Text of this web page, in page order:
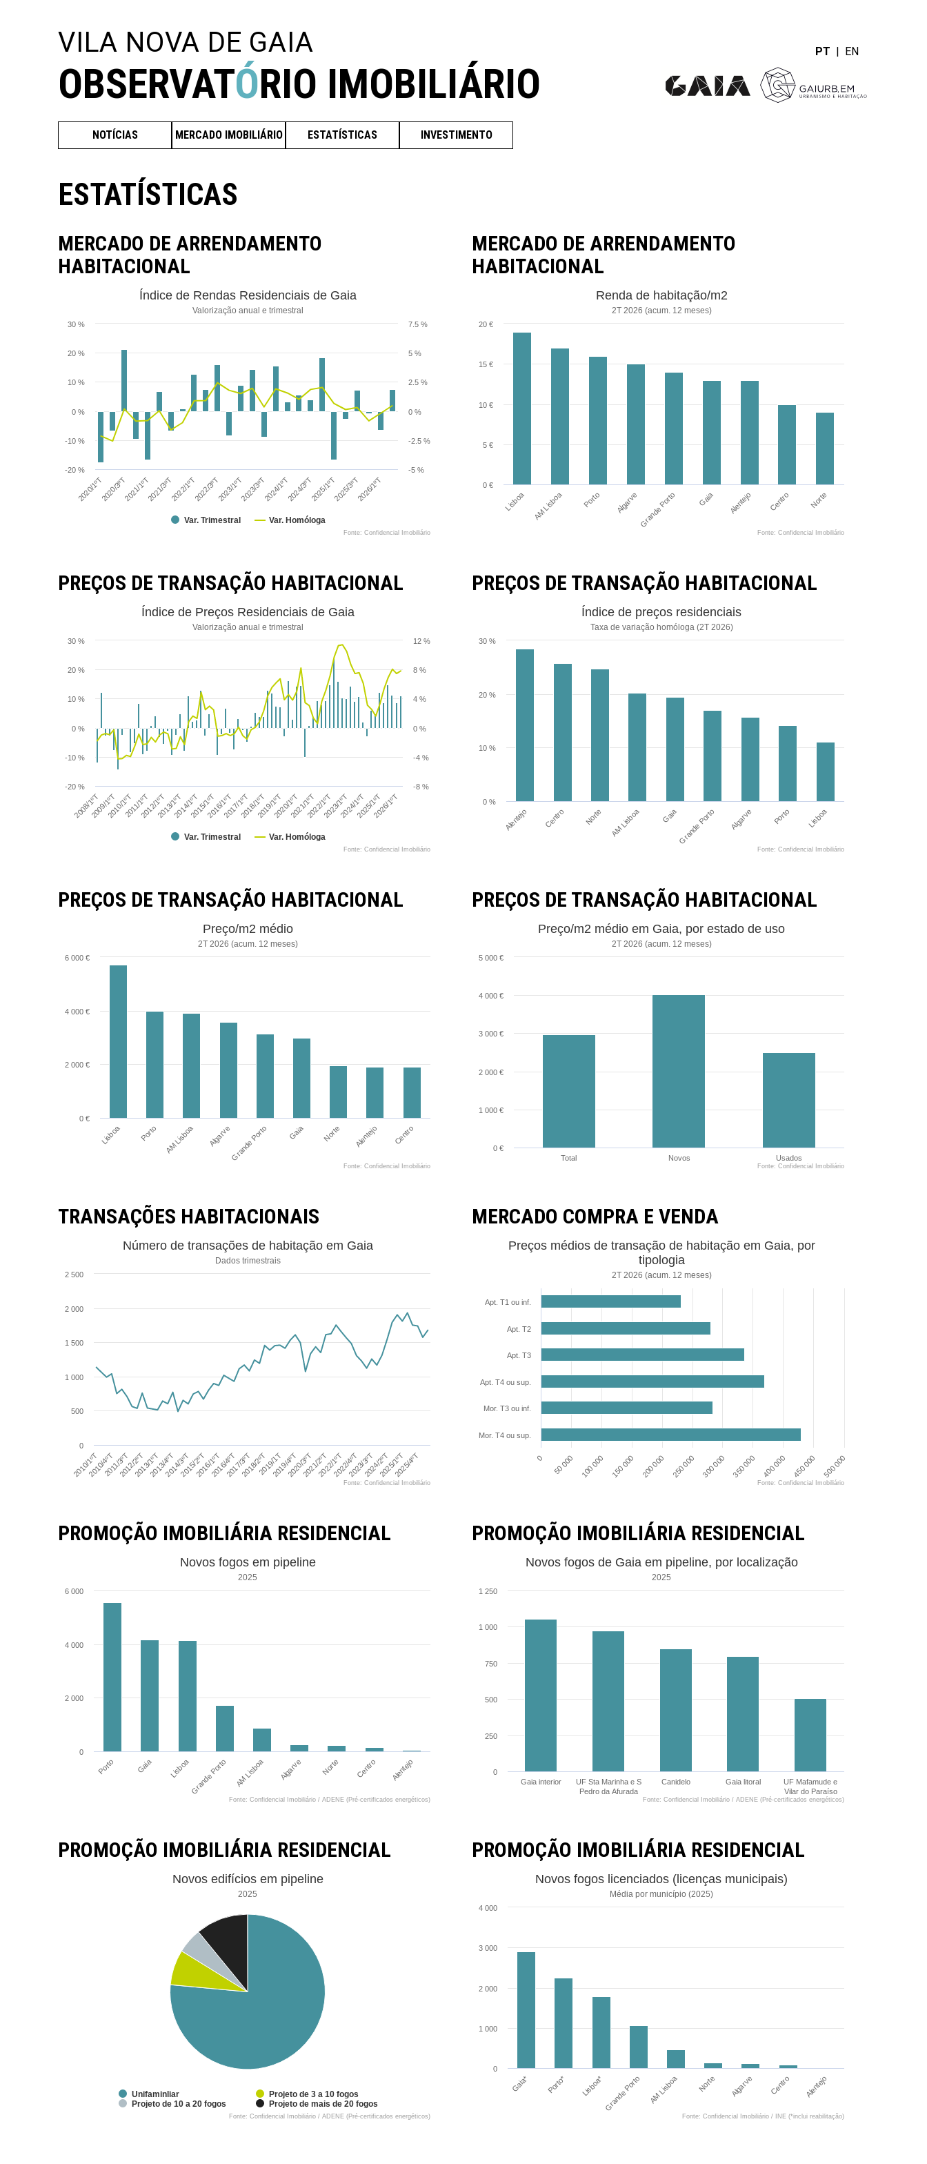
VILA NOVA DE GAIA
OBSERVATÓRIO IMOBILIÁRIO
PT | EN
NOTÍCIAS MERCADO IMOBILIÁRIO ESTATÍSTICAS INVESTIMENTO
ESTATÍSTICAS
MERCADO DE ARRENDAMENTO
HABITACIONAL
Índice de Rendas Residenciais de Gaia
Valorização anual e trimestral
Var. Trimestral Var. Homóloga
2020/1ºT2020/3ºT2021/1ºT2021/3ºT2022/1ºT2022/3ºT2023/1ºT2023/3ºT2024/1ºT2024/3ºT2025/1ºT2025/3ºT2026/1ºT
-20 %
-10 %
0 %
10 %
20 %
30 %
-5 %
-2.5 %
0 %
2.5 %
5 %
7.5 %
Fonte: Confidencial Imobiliário
MERCADO DE ARRENDAMENTO
HABITACIONAL
Renda de habitação/m2
2T 2026 (acum. 12 meses)
Lisboa AM Lisboa Porto Algarve Grande Porto Gaia Alentejo Centro Norte
0 €
5 €
10 €
15 €
20 €
Fonte: Confidencial Imobiliário
PREÇOS DE TRANSAÇÃO HABITACIONAL
Índice de Preços Residenciais de Gaia
Valorização anual e trimestral
Var. Trimestral Var. Homóloga
2008/1ºT 2011/1ºT 2014/1ºT 2017/1ºT 2020/1ºT 2023/1ºT 2026/1ºT
2009/1ºT2010/1ºT 2012/1ºT2013/1ºT 2015/1ºT2016/1ºT 2018/1ºT2019/1ºT 2021/1ºT2022/1ºT 2024/1ºT2025/1ºT
-20 %
-10 %
0 %
10 %
20 %
30 %
-8 %
-4 %
0 %
4 %
8 %
12 %
Fonte: Confidencial Imobiliário
PREÇOS DE TRANSAÇÃO HABITACIONAL
Índice de preços residenciais
Taxa de variação homóloga (2T 2026)
Alentejo Centro Norte AM Lisboa Gaia Grande Porto Algarve Porto Lisboa
0 %
10 %
20 %
30 %
Fonte: Confidencial Imobiliário
PREÇOS DE TRANSAÇÃO HABITACIONAL
Preço/m2 médio
2T 2026 (acum. 12 meses)
Lisboa Porto AM Lisboa Algarve Grande Porto Gaia Norte Alentejo Centro
0 €
2 000 €
4 000 €
6 000 €
Fonte: Confidencial Imobiliário
PREÇOS DE TRANSAÇÃO HABITACIONAL
Preço/m2 médio em Gaia, por estado de uso
2T 2026 (acum. 12 meses)
Total Novos Usados
0 €
1 000 €
2 000 €
3 000 €
4 000 €
5 000 €
Fonte: Confidencial Imobiliário
TRANSAÇÕES HABITACIONAIS
Número de transações de habitação em Gaia
Dados trimestrais
2010/1ºT2010/4ºT2011/3ºT2012/2ºT2013/1ºT2013/4ºT2014/3ºT2015/2ºT2016/1ºT2016/4ºT2017/3ºT2018/2ºT2019/1T2019/4ºT2020/3ºT2021/2ºT2022/1ºT2022/4ºT2023/3ºT2024/2ºT2025/1ºT2025/4ºT
0
500
1 000
1 500
2 000
2 500
Fonte: Confidencial Imobiliário
MERCADO COMPRA E VENDA
Preços médios de transação de habitação em Gaia, por
tipologia
2T 2026 (acum. 12 meses)
Apt. T1 ou inf.
Apt. T2
Apt. T3
Apt. T4 ou sup.
Mor. T3 ou inf.
Mor. T4 ou sup.
0 50 000 100 000 150 000 200 000 250 000 300 000 350 000 400 000 450 000 500 000
Fonte: Confidencial Imobiliário
PROMOÇÃO IMOBILIÁRIA RESIDENCIAL
Novos fogos em pipeline
2025
Porto Gaia Lisboa Grande Porto AM Lisboa Algarve Norte Centro Alentejo
0
2 000
4 000
6 000
Fonte: Confidencial Imobiliário / ADENE (Pré-certificados energéticos)
PROMOÇÃO IMOBILIÁRIA RESIDENCIAL
Novos fogos de Gaia em pipeline, por localização
2025
Gaia interior
UF Sta Marinha e S
Pedro da Afurada
Canidelo Gaia litoral
UF Mafamude e
Vilar do Paraíso
0
250
500
750
1 000
1 250
Fonte: Confidencial Imobiliário / ADENE (Pré-certificados energéticos)
PROMOÇÃO IMOBILIÁRIA RESIDENCIAL
Novos edifícios em pipeline
2025
Unifaminliar
Projeto de 3 a 10 fogos
Projeto de 10 a 20 fogos
Projeto de mais de 20 fogos
Fonte: Confidencial Imobiliário / ADENE (Pré-certificados energéticos)
PROMOÇÃO IMOBILIÁRIA RESIDENCIAL
Novos fogos licenciados (licenças municipais)
Média por município (2025)
Gaia* Porto* Lisboa* Grande Porto AM Lisboa Norte Algarve Centro Alentejo
0
1 000
2 000
3 000
4 000
Fonte: Confidencial Imobiliário / INE (*inclui reabilitação)